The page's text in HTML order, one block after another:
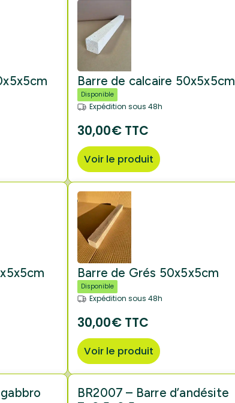
Barre de calcaire 50x5x5cm
Disponible
Expédition sous 48h
30,00€ TTC
Voir le produit
Barre de Grés 50x5x5cm
Disponible
Expédition sous 48h
30,00€ TTC
Voir le produit
BR2007 – Barre d’andésite